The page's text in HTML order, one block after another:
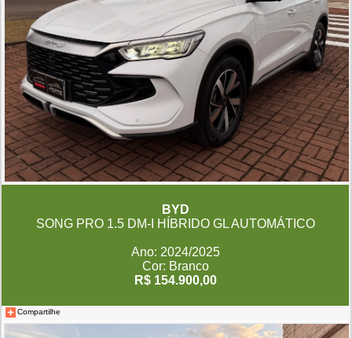
BYD
SONG PRO 1.5 DM-I HÍBRIDO GL AUTOMÁTICO
Ano: 2024/2025
Cor: Branco
R$ 154.900,00
Compartilhe